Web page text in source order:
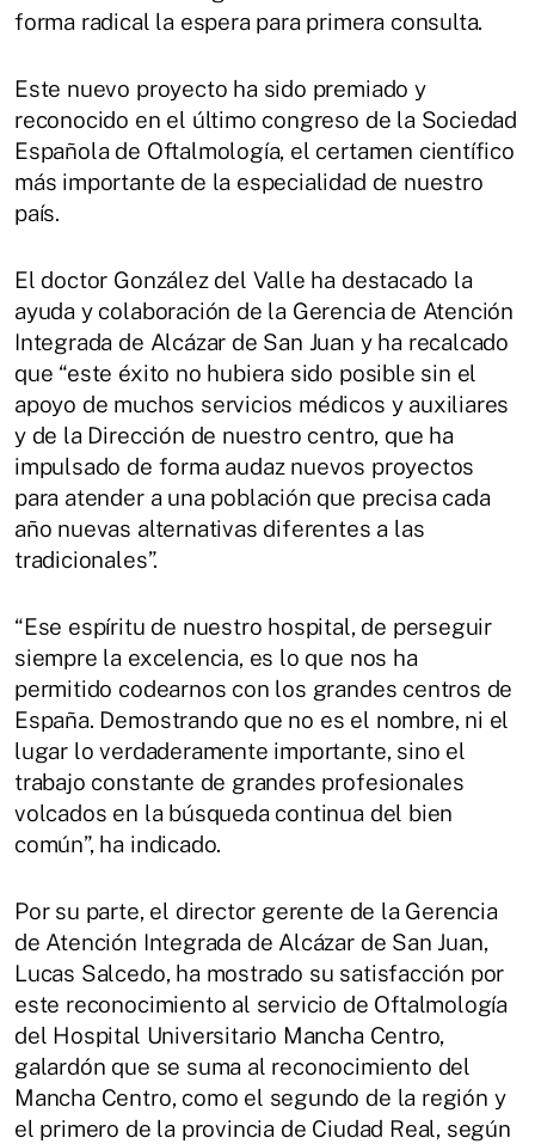
forma radical la espera para primera consulta.
Este nuevo proyecto ha sido premiado y
reconocido en el último congreso de la Sociedad
Española de Oftalmología, el certamen científico
más importante de la especialidad de nuestro
país.
El doctor González del Valle ha destacado la
ayuda y colaboración de la Gerencia de Atención
Integrada de Alcázar de San Juan y ha recalcado
que “este éxito no hubiera sido posible sin el
apoyo de muchos servicios médicos y auxiliares
y de la Dirección de nuestro centro, que ha
impulsado de forma audaz nuevos proyectos
para atender a una población que precisa cada
año nuevas alternativas diferentes a las
tradicionales”.
“Ese espíritu de nuestro hospital, de perseguir
siempre la excelencia, es lo que nos ha
permitido codearnos con los grandes centros de
España. Demostrando que no es el nombre, ni el
lugar lo verdaderamente importante, sino el
trabajo constante de grandes profesionales
volcados en la búsqueda continua del bien
común”, ha indicado.
Por su parte, el director gerente de la Gerencia
de Atención Integrada de Alcázar de San Juan,
Lucas Salcedo, ha mostrado su satisfacción por
este reconocimiento al servicio de Oftalmología
del Hospital Universitario Mancha Centro,
galardón que se suma al reconocimiento del
Mancha Centro, como el segundo de la región y
el primero de la provincia de Ciudad Real, según